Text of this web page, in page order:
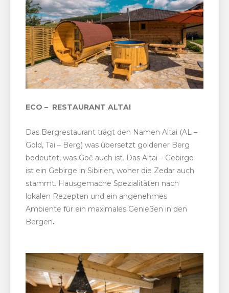
ECO – RESTAURANT ALTAI
Das Bergrestaurant trägt den Namen Altai (AL –
Gold, Tai – Berg) was übersetzt goldener Berg
bedeutet, was Goč auch ist. Das Altai – Gebirge
ist ein Gebirge in Sibirien, woher die Zedar auch
stammt. Hausgemache Spezialitäten nach
lokalen Rezepten und ein angenehmes
Ambiente für ein maximales Genießen in den
Bergen.